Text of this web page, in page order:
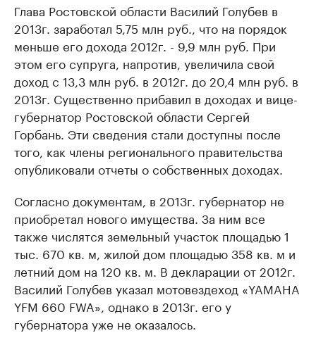
Глава Ростовской области Василий Голубев в
2013г. заработал 5,75 млн руб., что на порядок
меньше его дохода 2012г. - 9,9 млн руб. При
этом его супруга, напротив, увеличила свой
доход с 13,3 млн руб. в 2012г. до 20,4 млн руб. в
2013г. Существенно прибавил в доходах и вице-
губернатор Ростовской области Сергей
Горбань. Эти сведения стали доступны после
того, как члены регионального правительства
опубликовали отчеты о собственных доходах.
Согласно документам, в 2013г. губернатор не
приобретал нового имущества. За ним все
также числятся земельный участок площадью 1
тыс. 670 кв. м, жилой дом площадью 358 кв. м и
летний дом на 120 кв. м. В декларации от 2012г.
Василий Голубев указал мотовездеход «YAMAHA
YFM 660 FWA», однако в 2013г. его у
губернатора уже не оказалось.